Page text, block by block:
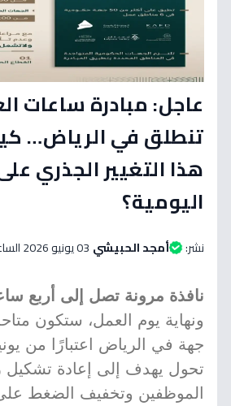
عاجل: مبادرة ساعات
تنطلق في الرياض…
هذا التغيير الجذري
اليومية؟
نشر: أمجد الحبيشي 03 يونيو 2026 الساعة 05:55 صباحاً
نافذة مرونة تصل إلى أربع
تحول يهدف إلى إعادة تشكيل
الموظفين وتخفيف الضغط